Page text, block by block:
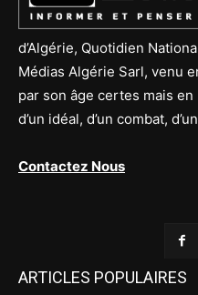
d’Algérie, Quotidien
Médias Algérie Sarl, venu
par son âge certes mais
d’un idéal, d’un combat,
Contactez Nous
ARTICLES POPULAIRES